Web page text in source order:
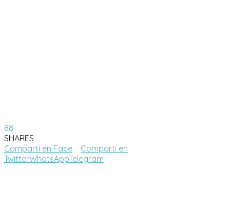
88
SHARES
Compartí en Face
Compartí en
TwitterWhatsAppTelegram